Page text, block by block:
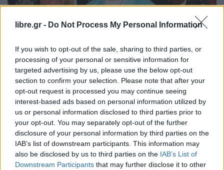
libre.gr - Do Not Process My Personal Information
If you wish to opt-out of the sale, sharing to third parties, or
processing of your personal or sensitive information for
targeted advertising by us, please use the below opt-out
section to confirm your selection. Please note that after your
opt-out request is processed you may continue seeing
interest-based ads based on personal information utilized by
us or personal information disclosed to third parties prior to
your opt-out. You may separately opt-out of the further
disclosure of your personal information by third parties on the
IAB’s list of downstream participants. This information may
also be disclosed by us to third parties on the IAB’s List of
Downstream Participants that may further disclose it to other
LIFE MIRROR
Ο Ακύλας επέστρεψε στην Ελλάδα
μετά τον τελικό της Eurovision: